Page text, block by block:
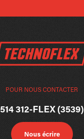
POUR NOUS CONTACTER
514 312-FLEX (3539)
Nous écrire